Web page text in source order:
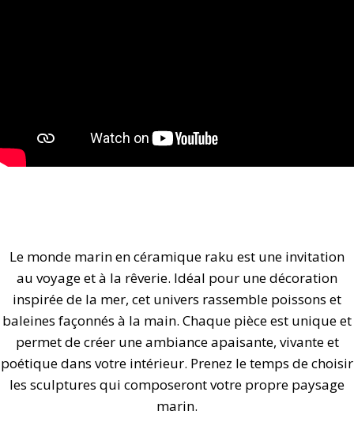
Le monde marin en céramique raku est une invitation
au voyage et à la rêverie. Idéal pour une décoration
inspirée de la mer, cet univers rassemble poissons et
baleines façonnés à la main. Chaque pièce est unique et
permet de créer une ambiance apaisante, vivante et
poétique dans votre intérieur. Prenez le temps de choisir
les sculptures qui composeront votre propre paysage
marin.